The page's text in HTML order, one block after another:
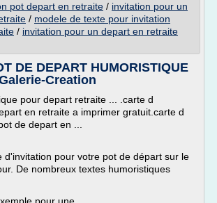
pot depart en retraite / invitation pour un
/ modele de texte pour invitation
/ invitation pour un depart en retraite
DE DEPART HUMORISTIQUE
Creation
pour depart retraite ... .carte d
en retraite a imprimer gratuit.carte d
de depart en ...
d'invitation pour votre pot de départ sur le
De nombreux textes humoristiques